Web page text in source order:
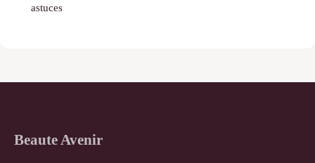
astuces
Beaute Avenir